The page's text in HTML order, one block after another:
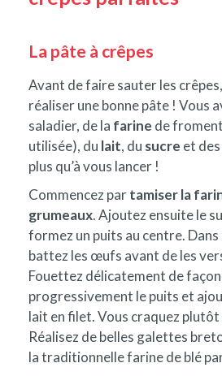
La pâte à crêpes
Avant de faire sauter les
réaliser une bonne pâte ! Vous
saladier, de la farine de
utilisée), du lait, du sucre et des
plus qu’à vous lancer !
Commencez partamiser la
grumeaux. Ajoutez ensuite le
formez un puits au centre.
battez les œufs avant de les
Fouettez délicatement de
progressivement le puits et
lait en filet. Vous craquez plutôt
Réalisez de belles galettes
la traditionnelle farine de blé